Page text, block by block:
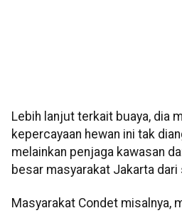
Lebih lanjut terkait buaya, dia
kepercayaan hewan ini tak
melainkan penjaga kawasan
besar masyarakat Jakarta
Masyarakat Condet misalnya,